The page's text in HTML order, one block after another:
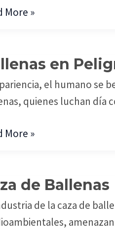
More »
en
el humano se
quienes luchan día
More »
de Ballenas
de la caza de